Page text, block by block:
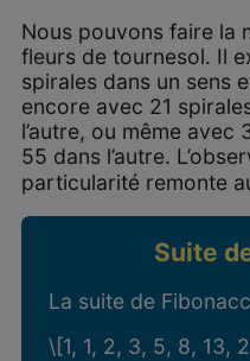
Nous pouvons faire la
fleurs de tournesol. Il
spirales dans un sens
encore avec 21
l’autre, ou même avec
55 dans l’autre.
particularité remonte
Suite
La suite de
\[1, 1, 2, 3, 5, 8, 13,